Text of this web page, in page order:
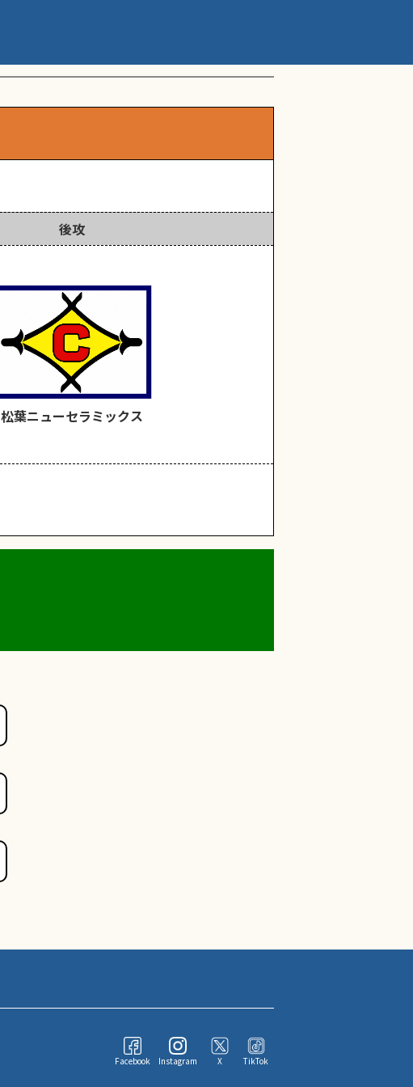
後攻
松葉ニューセラミックス
Facebook Instagram X TikTok